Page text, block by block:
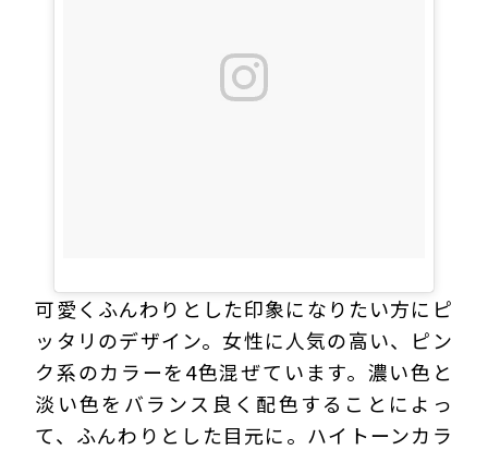
可愛くふんわりとした印象になりたい方にピ
ッタリのデザイン。女性に人気の高い、ピン
ク系のカラーを4色混ぜています。濃い色と
淡い色をバランス良く配色することによっ
て、ふんわりとした目元に。ハイトーンカラ